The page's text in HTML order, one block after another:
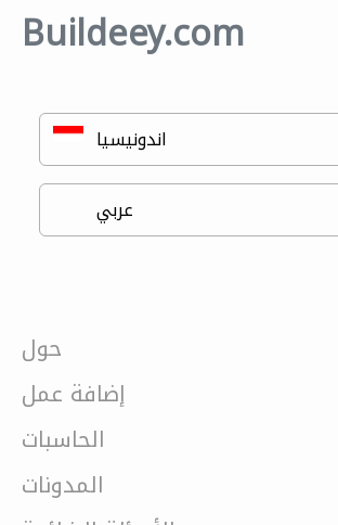
Buildeey.com
حول
إضافة عمل
الحاسبات
المدونات